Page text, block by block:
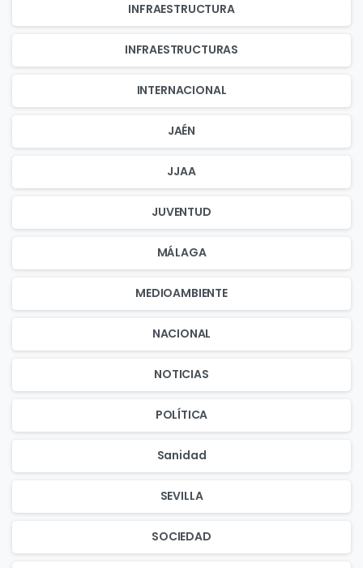
INFRAESTRUCTURA
INFRAESTRUCTURAS
INTERNACIONAL
JAÉN
JJAA
JUVENTUD
MÁLAGA
MEDIOAMBIENTE
NACIONAL
NOTICIAS
POLÍTICA
Sanidad
SEVILLA
SOCIEDAD